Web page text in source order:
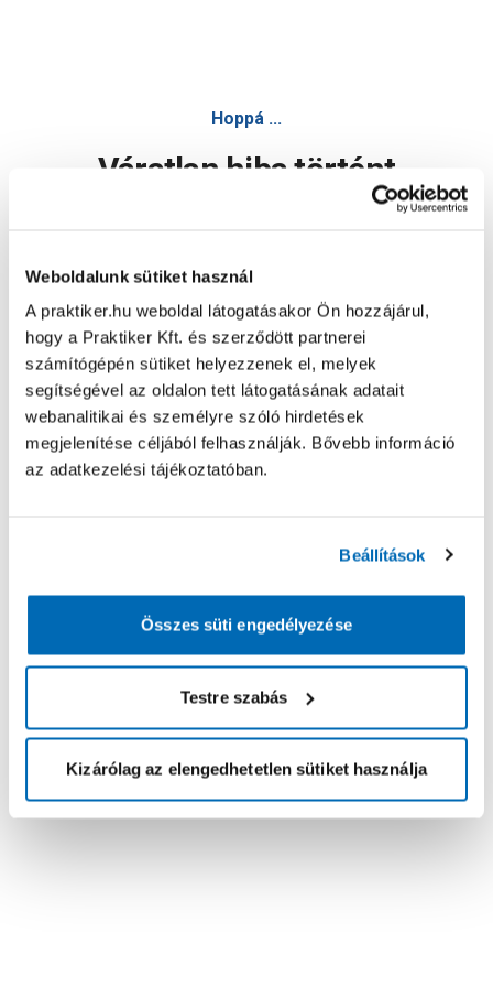
Weboldalunk sütiket használ
A praktiker.hu weboldal látogatásakor Ön hozzájárul,
hogy a Praktiker Kft. és szerződött partnerei
számítógépén sütiket helyezzenek el, melyek
segítségével az oldalon tett látogatásának adatait
webanalitikai és személyre szóló hirdetések
megjelenítése céljából felhasználják. Bővebb információ
az adatkezelési tájékoztatóban.
Beállítások
Összes süti engedélyezése
Testre szabás
Kizárólag az elengedhetetlen sütiket használja
Hoppá ...
Váratlan hiba történt
Oldal újratöltése